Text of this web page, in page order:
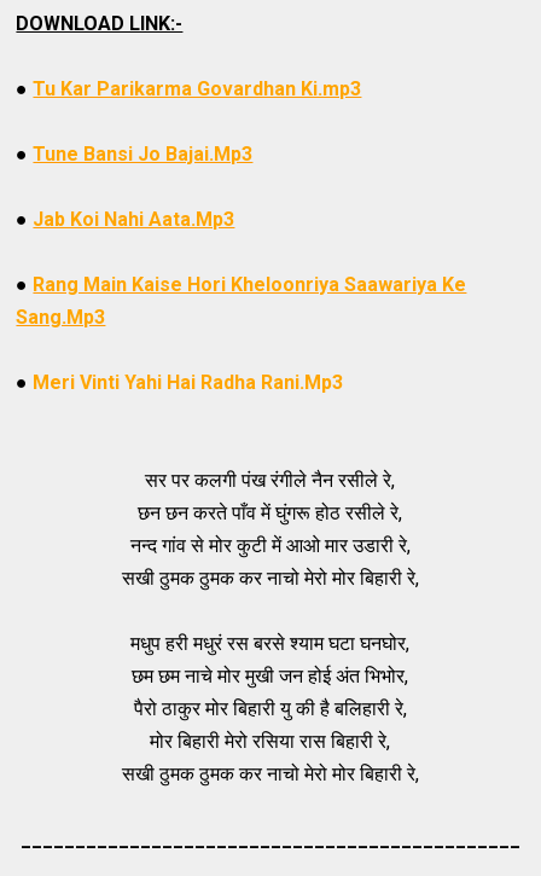
DOWNLOAD LINK:-
●Tu Kar Parikarma Govardhan Ki.mp3
●Tune Bansi Jo Bajai.Mp3
● Jab Koi Nahi Aata.Mp3
● Rang Main Kaise Hori Kheloonriya Saawariya Ke
Sang.Mp3
● Meri Vinti Yahi Hai Radha Rani.Mp3
सर पर कलगी पंख रंगीले नैन रसीले रे,
छन छन करते पाँव में घुंगरू होठ रसीले रे,
नन्द गांव से मोर कुटी में आओ मार उडारी रे,
सखी ठुमक ठुमक कर नाचो मेरो मोर बिहारी रे,
मधुप हरी मधुरं रस बरसे श्याम घटा घनघोर,
छम छम नाचे मोर मुखी जन होई अंत भिभोर,
पैरो ठाकुर मोर बिहारी यु की है बलिहारी रे,
मोर बिहारी मेरो रसिया रास बिहारी रे,
सखी ठुमक ठुमक कर नाचो मेरो मोर बिहारी रे,